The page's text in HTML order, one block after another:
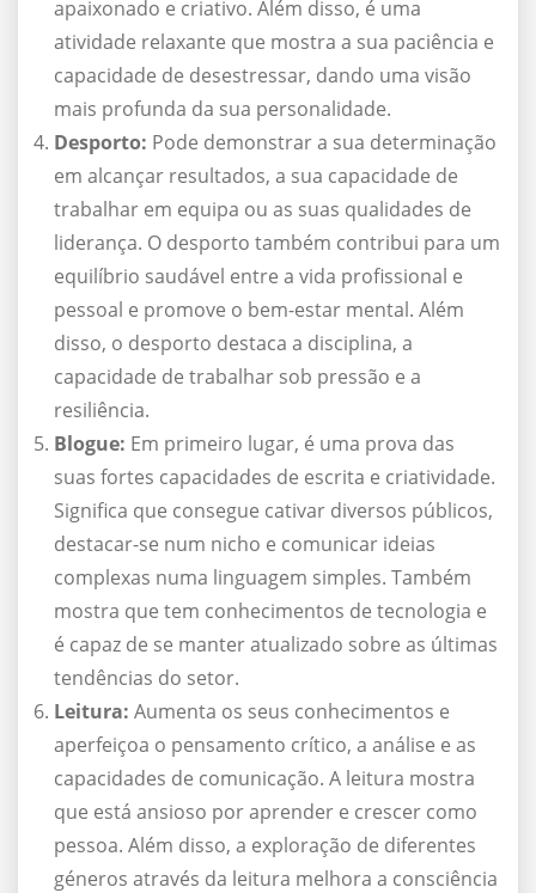
apaixonado e criativo. Além disso, é uma
atividade relaxante que mostra a sua paciência e
capacidade de desestressar, dando uma visão
mais profunda da sua personalidade.
Desporto: Pode demonstrar a sua determinação
em alcançar resultados, a sua capacidade de
trabalhar em equipa ou as suas qualidades de
liderança. O desporto também contribui para um
equilíbrio saudável entre a vida profissional e
pessoal e promove o bem-estar mental. Além
disso, o desporto destaca a disciplina, a
capacidade de trabalhar sob pressão e a
resiliência.
Blogue: Em primeiro lugar, é uma prova das
suas fortes capacidades de escrita e criatividade.
Significa que consegue cativar diversos públicos,
destacar-se num nicho e comunicar ideias
complexas numa linguagem simples. Também
mostra que tem conhecimentos de tecnologia e
é capaz de se manter atualizado sobre as últimas
tendências do setor.
Leitura: Aumenta os seus conhecimentos e
aperfeiçoa o pensamento crítico, a análise e as
capacidades de comunicação. A leitura mostra
que está ansioso por aprender e crescer como
pessoa. Além disso, a exploração de diferentes
géneros através da leitura melhora a consciência